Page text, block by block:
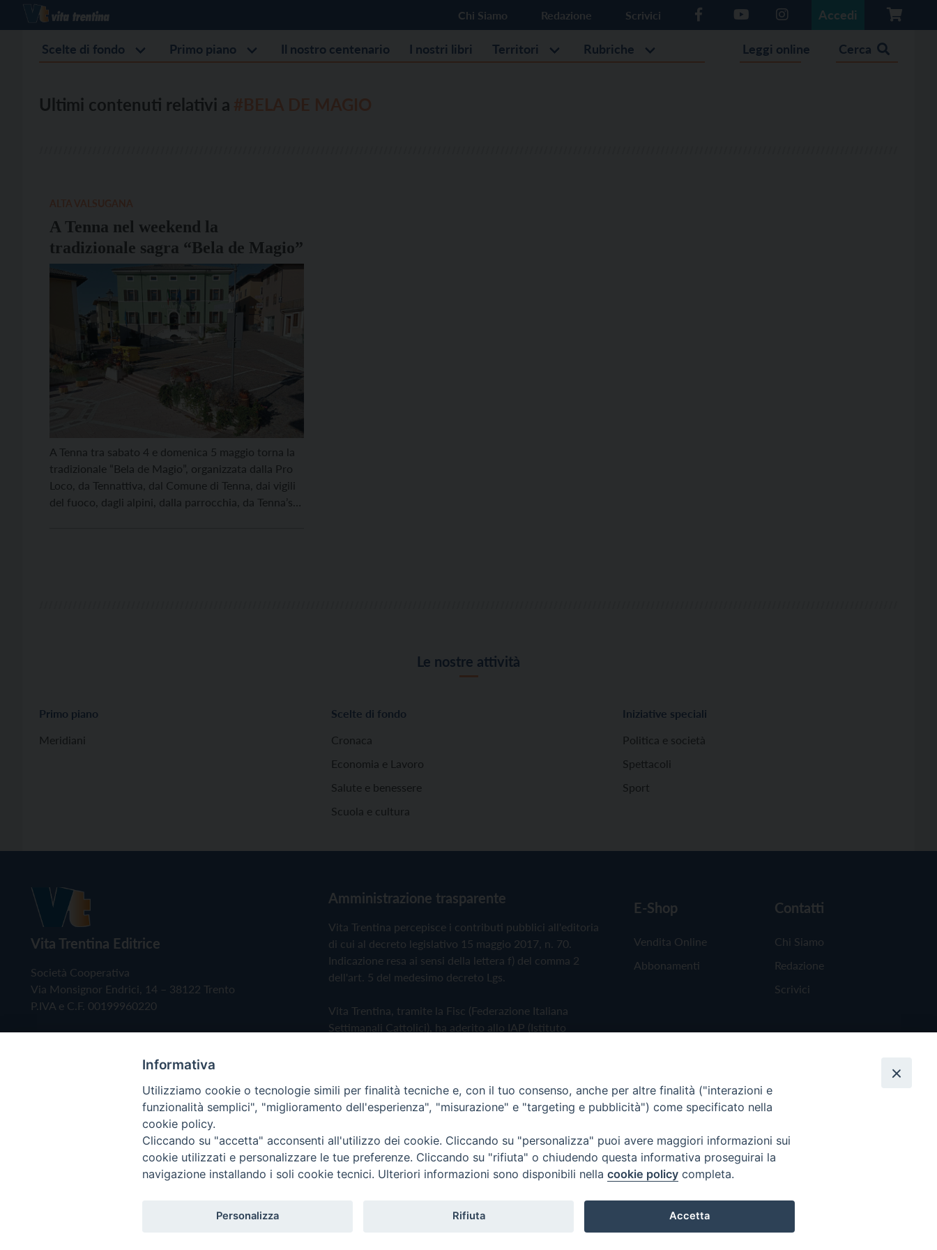
Chi Siamo Redazione Scrivici Accedi
Scelte di fondo Primo piano Il nostro centenario I nostri libri Territori Rubriche Leggi online Cerca
Ultimi contenuti relativi a
A Tenna nel weekend la
tradizionale sagra “Bela de Magio”
A Tenna tra sabato 4 e domenica 5 maggio torna la
tradizionale “Bela de Magio”, organizzata dalla Pro
Loco, da Tennattiva, dal Comune di Tenna, dai vigili
del fuoco, dagli alpini, dalla parrocchia, da Tenna’s
Le nostre attività
Primo piano
Meridiani
Scelte di fondo
Cronaca
Economia e Lavoro
Salute e benessere
Scuola e cultura
Iniziative speciali
Politica e società
Spettacoli
Sport
Vita Trentina Editrice
Società Cooperativa
Via Monsignor Endrici, 14 – 38122 Trento
P.IVA e C.F. 00199960220
Amministrazione trasparente
Vita Trentina percepisce i contributi pubblici all'editoria
di cui al decreto legislativo 15 maggio 2017, n. 70.
Indicazione resa ai sensi della lettera f) del comma 2
dell'art. 5 del medesimo decreto Lgs.
Vita Trentina, tramite la Fisc (Federazione Italiana
Settimanali Cattolici), ha aderito allo IAP (Istituto
Privacy Policy Cookie Policy
E-Shop
Vendita Online
Abbonamenti
Contatti
Chi Siamo
Redazione
Scrivici
Copyright © 2019 - Tutti i diritti riservati - Vita Trentina Editrice
Informativa
Utilizziamo cookie o tecnologie simili per finalità tecniche e, con il tuo consenso, anche per altre finalità ("interazioni e
funzionalità semplici", "miglioramento dell'esperienza", "misurazione" e "targeting e pubblicità") come specificato nella
cookie policy.
Cliccando su "accetta" acconsenti all'utilizzo dei cookie. Cliccando su "personalizza" puoi avere maggiori informazioni sui
cookie utilizzati e personalizzare le tue preferenze. Cliccando su "rifiuta" o chiudendo questa informativa proseguirai la
navigazione installando i soli cookie tecnici. Ulteriori informazioni sono disponibili nella cookie policy completa.
Personalizza Rifiuta Accetta